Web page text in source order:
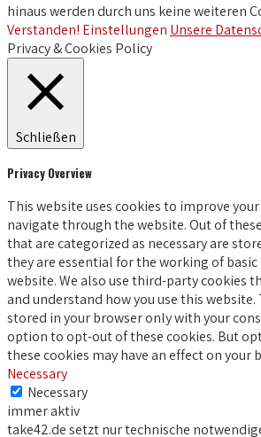
hinaus werden durch uns keine weiteren
Verstanden! Einstellungen Unsere
Privacy & Cookies Policy
Schließen
Privacy Overview
This website uses cookies to improve
navigate through the website. Out of
that are categorized as necessary are
they are essential for the working of
website. We also use third-party cookies
and understand how you use this
stored in your browser only with your
option to opt-out of these cookies. But
these cookies may have an effect on your
Necessary
Necessary
immer aktiv
take42.de setzt nur technische